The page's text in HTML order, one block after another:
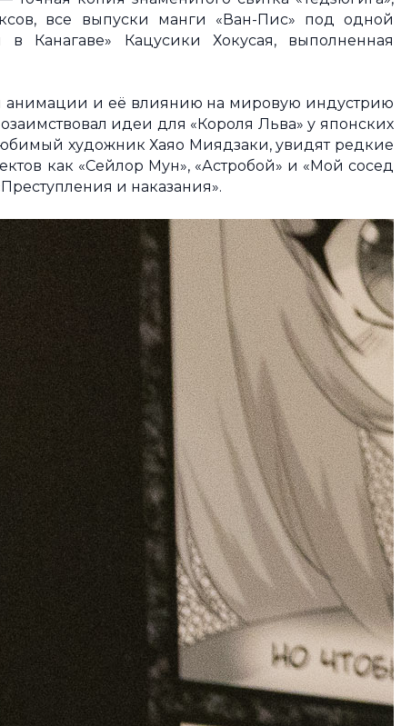
все выпуски манги «Ван-Пис» под одной
Кацусики Хокусая, выполненная
анимации и её влиянию на мировую индустрию
идеи для «Короля Льва» у японских
художник Хаяо Миядзаки, увидят редкие
как «Сейлор Мун», «Астробой» и «Мой сосед
и наказания».